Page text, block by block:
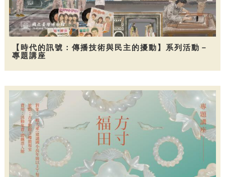
【時代的訊號：傳播技術與民主的擾動】系列活動－
專題講座